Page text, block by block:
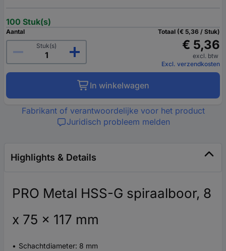
100 Stuk(s)
Aantal
Stuk(s)
Totaal (€ 5,36 / Stuk)
€ 5,36
excl. btw
Excl. verzendkosten
In winkelwagen
Fabrikant of verantwoordelijke voor het product
Juridisch probleem melden
Highlights & Details
PRO Metal HSS-G spiraalboor, 8
x 75 x 117 mm
Schachtdiameter: 8 mm